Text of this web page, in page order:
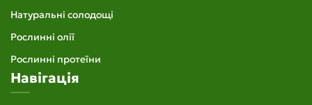
Натуральні солодощі
Рослинні олії
Рослинні протеїни
Навігація